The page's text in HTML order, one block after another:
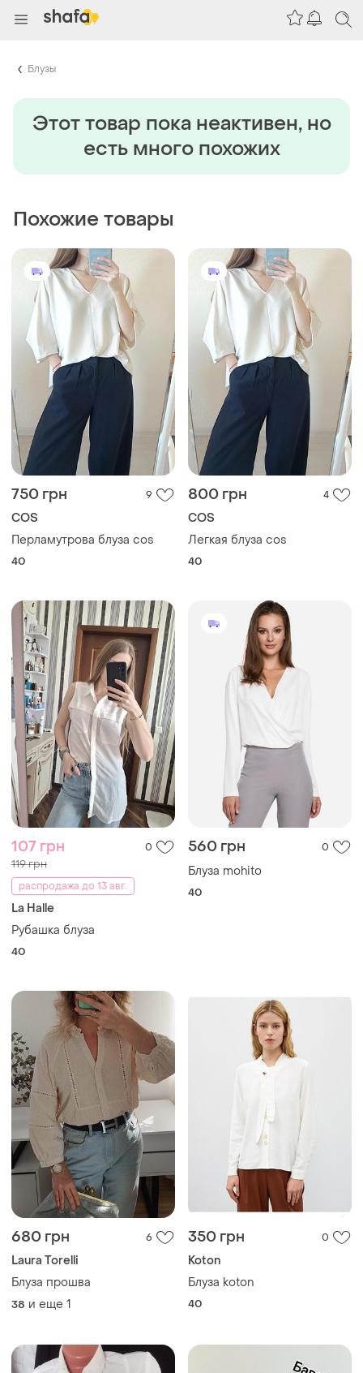
Блузы
Этот товар пока неактивен, но
есть много похожих
Похожие товары
750 грн 9
COS
Перламутрова блуза cos
40
800 грн 4
COS
Легкая блуза cos
40
107 грн 0
119 грн
распродажа до 13 авг.
La Halle
Рубашка блуза
40
560 грн 0
Блуза mohito
40
680 грн 6
Laura Torelli
Блуза прошва
38 и еще 1
350 грн 0
Koton
Блуза koton
40